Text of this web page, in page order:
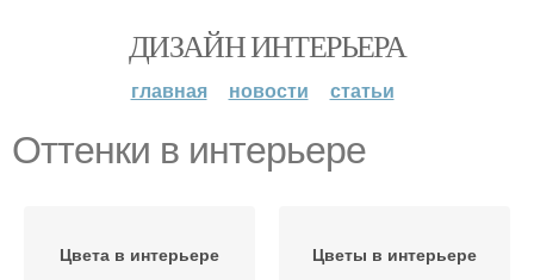
ДИЗАЙН ИНТЕРЬЕРА
главная новости статьи
Оттенки в интерьере
Цвета в интерьере Цветы в интерьере